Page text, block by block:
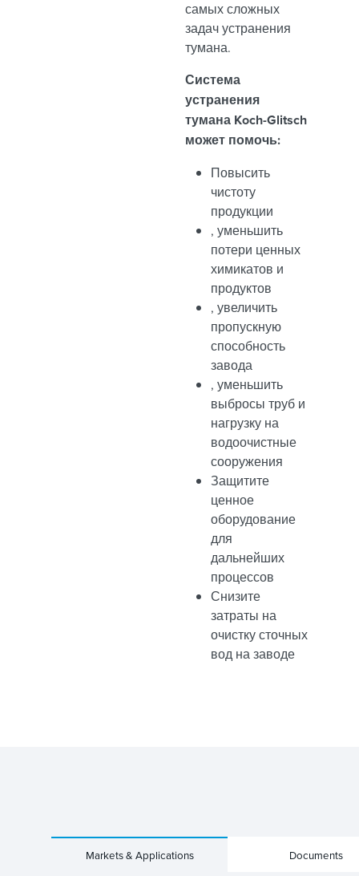
самых сложных
задач устранения
тумана.
Система
устранения
тумана Koch-Glitsch
может помочь:
Повысить
чистоту
продукции
, уменьшить
потери ценных
химикатов и
продуктов
, увеличить
пропускную
способность
завода
, уменьшить
выбросы труб и
нагрузку на
водоочистные
сооружения
Защитите
ценное
оборудование
для
дальнейших
процессов
Снизите
затраты на
очистку сточных
вод на заводе
Markets & Applications Documents